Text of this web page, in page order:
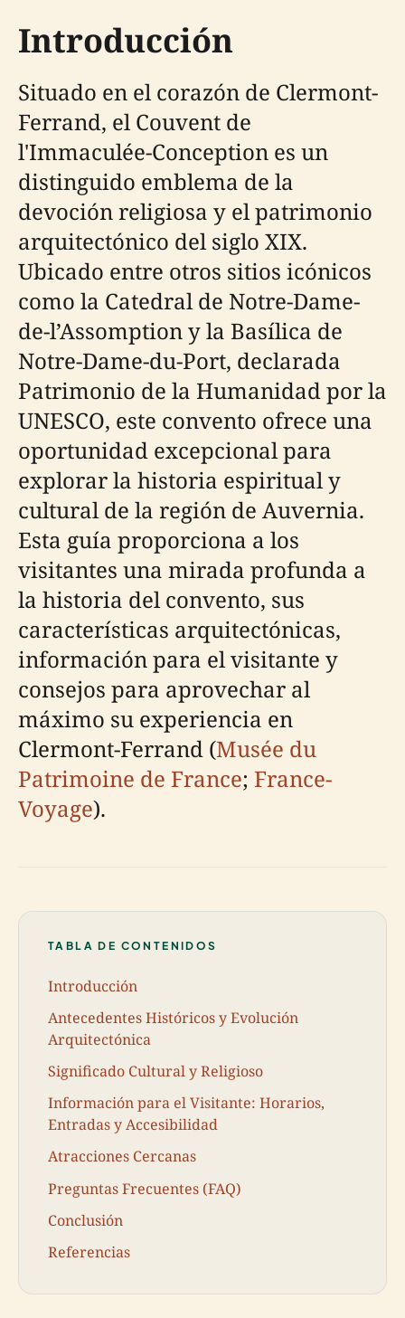
Introducción
Situado en el corazón de Clermont-
Ferrand, el Couvent de
l'Immaculée-Conception es un
distinguido emblema de la
devoción religiosa y el patrimonio
arquitectónico del siglo XIX.
Ubicado entre otros sitios icónicos
como la Catedral de Notre-Dame-
de-l’Assomption y la Basílica de
Notre-Dame-du-Port, declarada
Patrimonio de la Humanidad por la
UNESCO, este convento ofrece una
oportunidad excepcional para
explorar la historia espiritual y
cultural de la región de Auvernia.
Esta guía proporciona a los
visitantes una mirada profunda a
la historia del convento, sus
características arquitectónicas,
información para el visitante y
consejos para aprovechar al
máximo su experiencia en
Clermont-Ferrand (Musée du
Patrimoine de France; France-
Voyage).
TABLA DE CONTENIDOS
Introducción
Antecedentes Históricos y Evolución
Arquitectónica
Significado Cultural y Religioso
Información para el Visitante: Horarios,
Entradas y Accesibilidad
Atracciones Cercanas
Preguntas Frecuentes (FAQ)
Conclusión
Referencias